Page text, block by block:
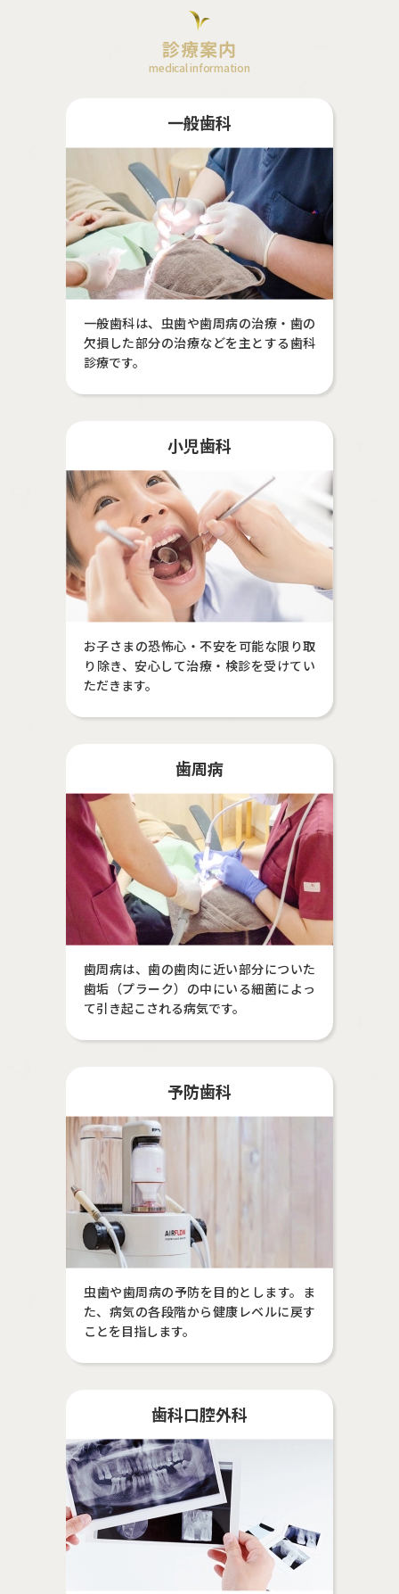
診療案内
medical information
一般歯科
一般歯科は、虫歯や歯周病の治療・歯の
欠損した部分の治療などを主とする歯科
診療です。
小児歯科
お子さまの恐怖心・不安を可能な限り取
り除き、安心して治療・検診を受けてい
ただきます。
歯周病
歯周病は、歯の歯肉に近い部分についた
歯垢（プラーク）の中にいる細菌によっ
て引き起こされる病気です。
予防歯科
虫歯や歯周病の予防を目的とします。ま
た、病気の各段階から健康レベルに戻す
ことを目指します。
歯科口腔外科